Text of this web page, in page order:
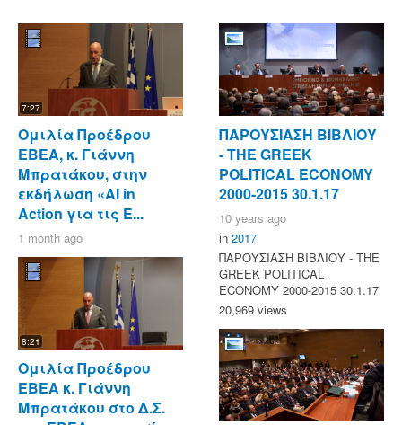
7:27
Ομιλία Προέδρου
ΕΒΕΑ, κ. Γιάννη
Μπρατάκου, στην
εκδήλωση «AI in
Action για τις Ε...
1 month ago
8:21
Ομιλία Προέδρου
ΕΒΕΑ κ. Γιάννη
Μπρατάκου στο Δ.Σ.
ΠΑΡΟΥΣΙΑΣΗ ΒΙΒΛΙΟΥ
- ΤΗΕ GREEK
POLITICAL ECONOMY
2000-2015 30.1.17
10 years ago
in 2017
ΠΑΡΟΥΣΙΑΣΗ ΒΙΒΛΙΟΥ - ΤΗΕ
GREEK POLITICAL
ECONOMY 2000-2015 30.1.17
20,969 views